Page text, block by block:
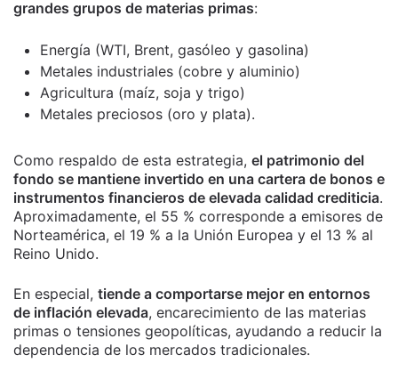
grandes grupos de materias primas:
Energía (WTI, Brent, gasóleo y gasolina)
Metales industriales (cobre y aluminio)
Agricultura (maíz, soja y trigo)
Metales preciosos (oro y plata).
Como respaldo de esta estrategia, el patrimonio del
fondo se mantiene invertido en una cartera de bonos e
instrumentos financieros de elevada calidad crediticia.
Aproximadamente, el 55 % corresponde a emisores de
Norteamérica, el 19 % a la Unión Europea y el 13 % al
Reino Unido.
En especial, tiende a comportarse mejor en entornos
de inflación elevada, encarecimiento de las materias
primas o tensiones geopolíticas, ayudando a reducir la
dependencia de los mercados tradicionales.